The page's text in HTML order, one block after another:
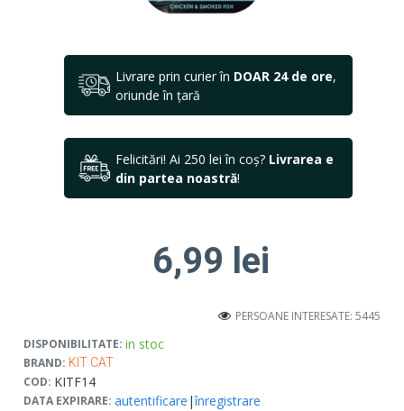
Livrare prin curier în DOAR 24 de ore,
oriunde în țară
Felicitări! Ai 250 lei în coș? Livrarea e
din partea noastră!
DISPONIBILITATE: in stoc
BRAND: KIT CAT
COD: KITF14
DATA EXPIRARE: autentificare |înregistrare
PERSOANE INTERESATE: 5445
6,99 lei